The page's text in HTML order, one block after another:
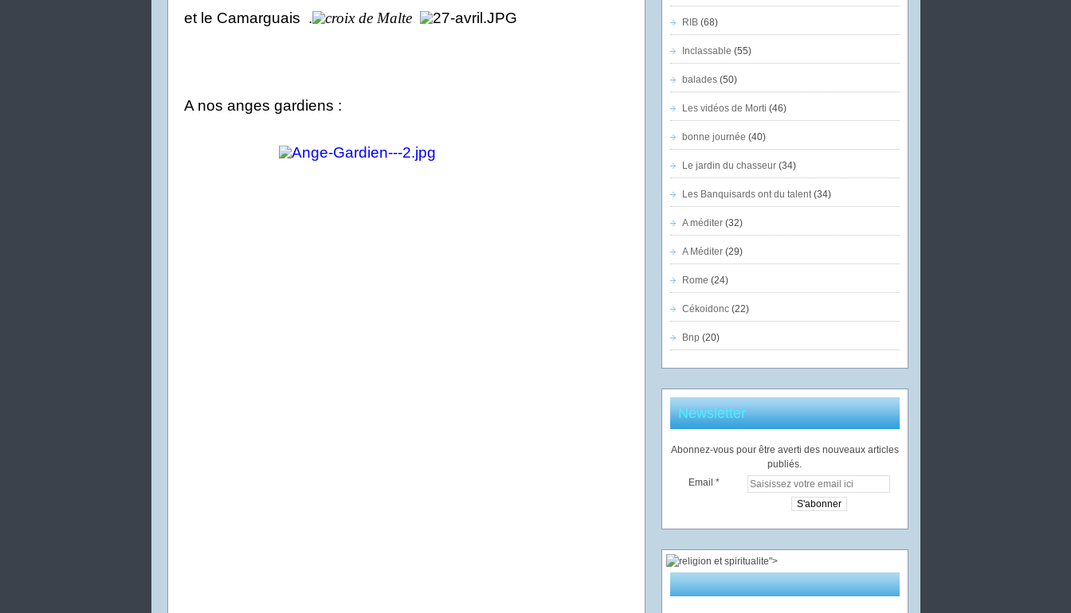
et le Camarguais .
A nos anges gardiens :
RIB(68)
Inclassable (55)
balades(50)
Les vidéos de Morti (46)
bonne journée (40)
Le jardin du chasseur(34)
Les Banquisards ont du talent(34)
A méditer(32)
A Méditer(29)
Rome (24)
Cékoidonc(22)
Bnp (20)
Newsletter
Abonnez-vous pour être averti des nouveaux articles
publiés.
Email
">